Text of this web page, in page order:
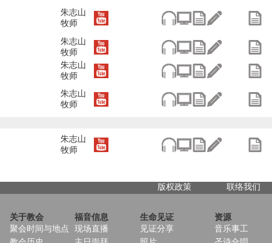
朱志山
牧师
朱志山
牧师
朱志山
牧师
朱志山
牧师
朱志山
牧师
版权政策 联络我们
关于教会 福音信息 生命见证
资源
聚会时间与地点 现场直播 见证分享
音乐事工